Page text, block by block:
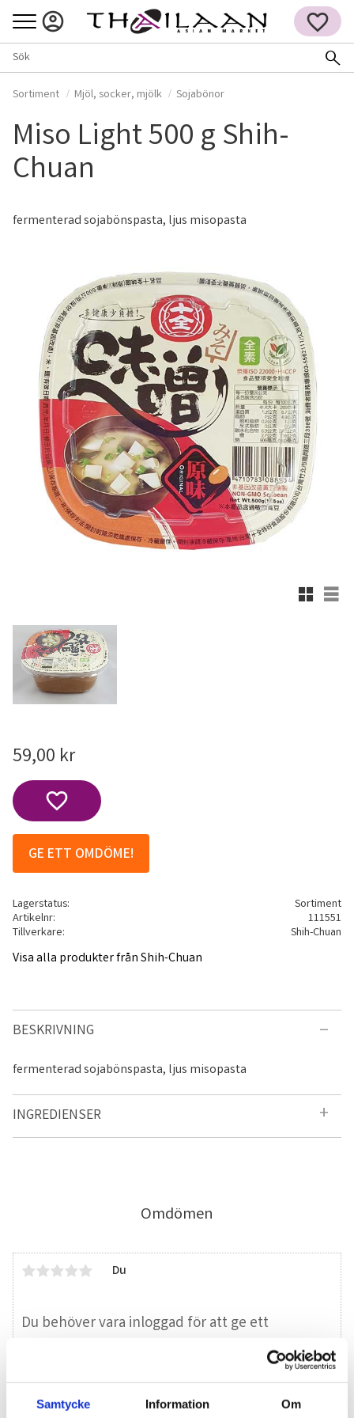
Samtycke Information Om
FAVORITER
Sortiment Mjöl, socker, mjölk Sojabönor
Miso Light 500 g Shih-
Chuan
fermenterad sojabönspasta, ljus misopasta
59,00 kr
Lägg till i favoriter
Lagerstatus
Sortiment
Artikelnr
111551
Tillverkare
Shih-Chuan
Visa alla produkter från Shih-Chuan
GE ETT OMDÖME!
BESKRIVNING
fermenterad sojabönspasta, ljus misopasta
INGREDIENSER
Omdömen
Du